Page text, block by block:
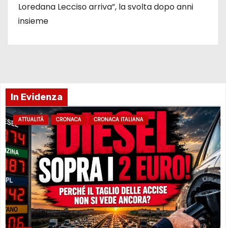
Loredana Lecciso arriva”, la svolta dopo anni
insieme
In Evidenza
ATTUALITÀ CRONACA CRONACA ITALIANA